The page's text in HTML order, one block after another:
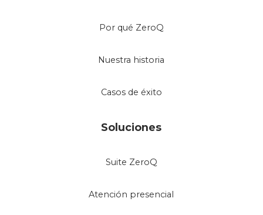
Por qué ZeroQ
Nuestra historia
Casos de éxito
Soluciones
Suite ZeroQ
Atención presencial